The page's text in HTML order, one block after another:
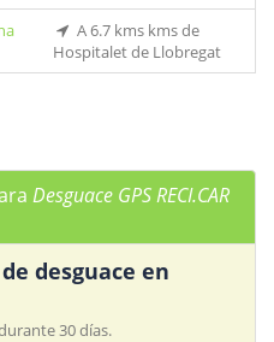
A 6.7 kms kms de
Hospitalet de Llobregat
Desguace GPS RECI.CAR
desguace en
30 días.